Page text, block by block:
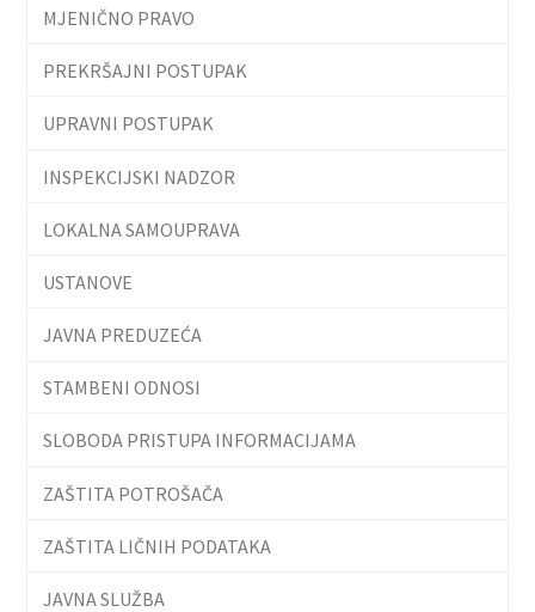
MJENIČNO PRAVO
PREKRŠAJNI POSTUPAK
UPRAVNI POSTUPAK
INSPEKCIJSKI NADZOR
LOKALNA SAMOUPRAVA
USTANOVE
JAVNA PREDUZEĆA
STAMBENI ODNOSI
SLOBODA PRISTUPA INFORMACIJAMA
ZAŠTITA POTROŠAČA
ZAŠTITA LIČNIH PODATAKA
JAVNA SLUŽBA